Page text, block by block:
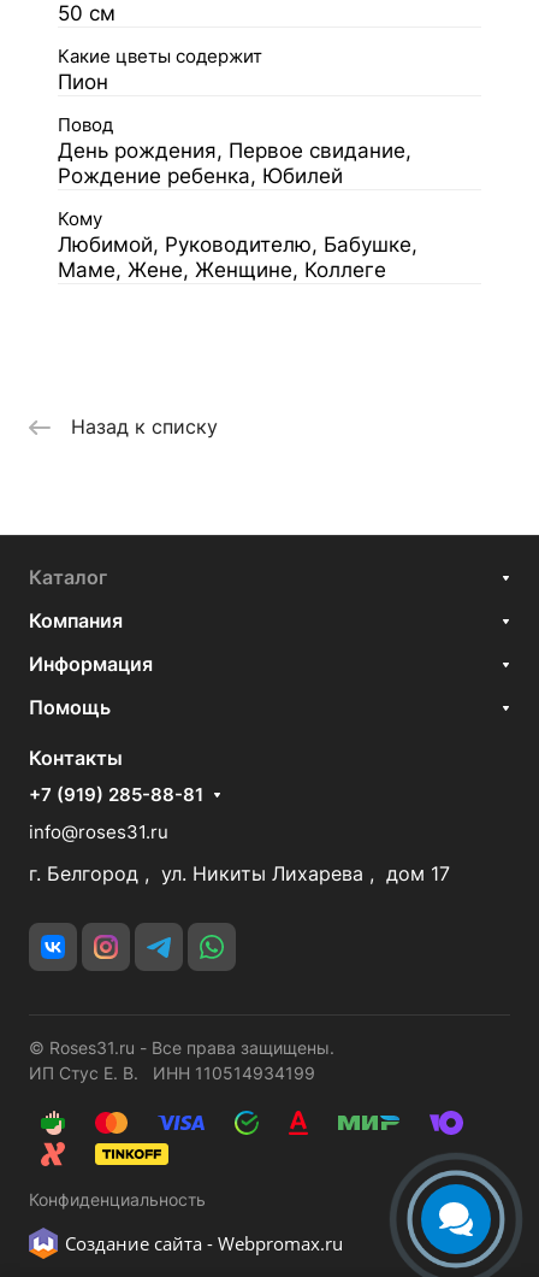
50 см
Какие цветы содержит
Пион
Повод
День рождения, Первое свидание,
Рождение ребенка, Юбилей
Кому
Любимой, Руководителю, Бабушке,
Маме, Жене, Женщине, Коллеге
Назад к списку
Каталог
Компания
Информация
Помощь
Контакты
+7 (919) 285-88-81
info@roses31.ru
г. Белгород , ул. Никиты Лихарева , дом 17
© Roses31.ru - Все права защищены.
ИП Стус Е. В. ИНН 110514934199
Конфиденциальность
Создание сайта - Webpromax.ru